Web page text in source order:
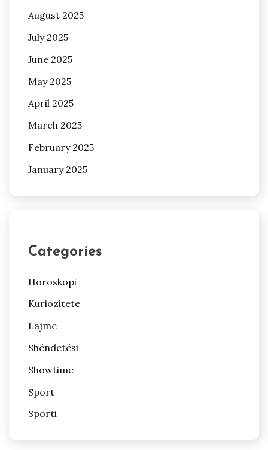
August 2025
July 2025
June 2025
May 2025
April 2025
March 2025
February 2025
January 2025
Categories
Horoskopi
Kuriozitete
Lajme
Shëndetësi
Showtime
Sport
Sporti